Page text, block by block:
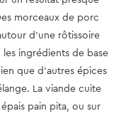
morceaux de porc
d’une rôtissoire
les ingrédients de base
que d’autres épices
La viande cuite
pain pita, ou sur